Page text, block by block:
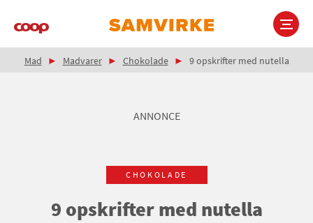
Main
Brødkrumme
Mad Madvarer Chokolade 9 opskrifter med nutella
ANNONCE
CHOKOLADE
9 opskrifter med nutella